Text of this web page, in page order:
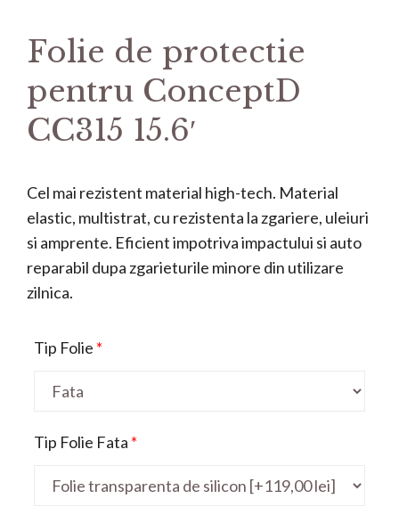
Folie de protectie
pentru ConceptD
CC315 15.6′
Cel mai rezistent material high-tech. Material
elastic, multistrat, cu rezistenta la zgariere, uleiuri
si amprente. Eficient impotriva impactului si auto
reparabil dupa zgarieturile minore din utilizare
zilnica.
Tip Folie *
Tip Folie Fata *